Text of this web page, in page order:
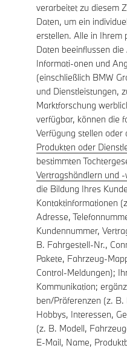
verarbeitet zu diesem
Daten, um ein
erstellen. Alle in Ihrem
Daten beeinflussen
Informati-onen und
(einschließlich BMW
und Dienstleistungen,
Marktforschung
verfügbar, können die
Verfügung stellen
Produkten oder
bestimmten
Vertragshändlern und
die Bildung Ihres
Kontaktinformationen
Adresse,
Kundennummer,
B. Fahrgestell-Nr.,
Pakete, Fahrzeug-
Control-Meldungen);
Kommunikation;
ben/Präferenzen (z.
Hobbys, Interessen,
(z. B. Modell,
E-Mail, Name,